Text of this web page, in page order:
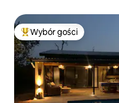
Najpopularniejsze z
Wybór gości